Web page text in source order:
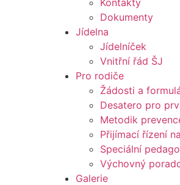
Kontakty
Dokumenty
Jídelna
Jídelníček
Vnitřní řád ŠJ
Pro rodiče
Žádosti a
Desatero pro
Metodik
Přijímací řízení
Speciální
Výchovný
Galerie